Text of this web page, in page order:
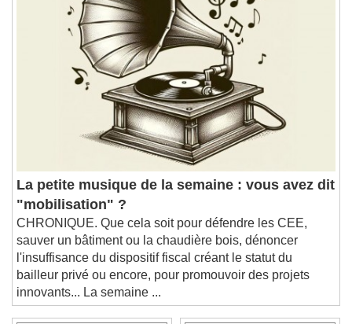
Chapters
Chapters
Descriptions
descriptions off, selected
Subtitles
subtitles settings, opens subtitles
settings dialog
subtitles off, selected
Audio Track
Picture-in-Picture
This is a modal window.
Beginning of dialog window. Escape will cancel
and close the window.
Text
Color Opacity
La petite musique de la semaine : vous avez dit
"mobilisation" ?
CHRONIQUE. Que cela soit pour défendre les CEE,
sauver un bâtiment ou la chaudière bois, dénoncer
l'insuffisance du dispositif fiscal créant le statut du
bailleur privé ou encore, pour promouvoir des projets
innovants... La semaine ...